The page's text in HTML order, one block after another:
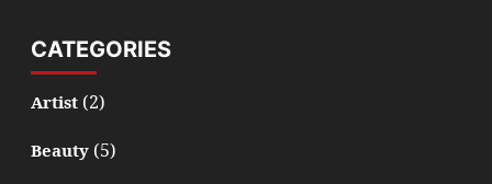
CATEGORIES
Artist(2)
Beauty(5)